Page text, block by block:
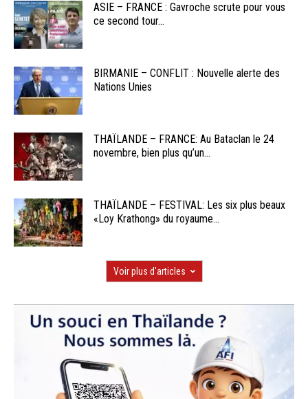
ASIE – FRANCE : Gavroche scrute pour vous
ce second tour...
BIRMANIE – CONFLIT : Nouvelle alerte des
Nations Unies
THAÏLANDE – FRANCE: Au Bataclan le 24
novembre, bien plus qu’un...
THAÏLANDE – FESTIVAL: Les six plus beaux
«Loy Krathong» du royaume...
Voir plus d'articles